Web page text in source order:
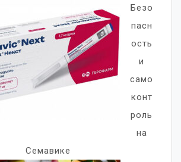
Безо
пасн
ость
и
само
конт
роль
на
Семавике